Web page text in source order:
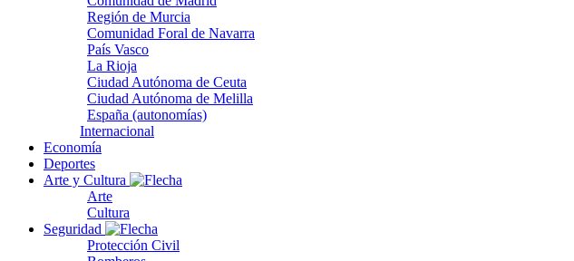
Región de Murcia
Comunidad Foral de Navarra
País Vasco
La Rioja
Ciudad Autónoma de Ceuta
Ciudad Autónoma de Melilla
España (autonomías)
Internacional
Economía
Deportes
Arte y Cultura
Arte
Cultura
Seguridad
Protección Civil